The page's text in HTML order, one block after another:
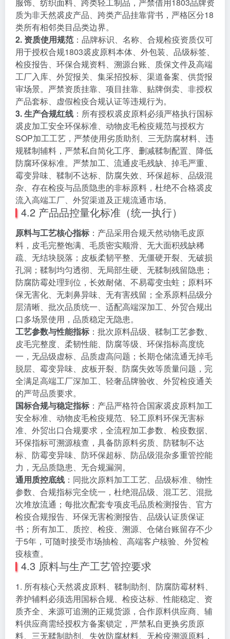
服饰、纺织面料、跨类轻工制品，严禁借用1803品牌资
质为非天然裘皮产品、跨类产品挂靠背书，严格区分18
类所有相邻类目品类边界。
2. 资质使用规范 ：品牌标识、名称、合规检疫资质仅可
用于授权合规1803裘皮原料本体、外包装、品级标签、
检疫报告、环保合规资料、溯源台账、质保文件及高端
工厂入库、外贸报关、集采招投标、渠道备案、供货报
审场景。严禁资质挂靠、项目挂靠、贴牌倒卖、非授权
产品套标、虚假检疫合规认证等违规行为。
3. 生产合规红线 ：所有授权裘皮原料必须严格执行国标
裘皮加工安全环保标准、动物皮毛检疫规范与授权方
SOP加工工艺，严禁使用劣质助剂、三无防腐材料、违
规鞣制辅料，严禁私自简化工序、删减鞣制配置、降低
防腐环保标准。严禁加工、流通皮毛残缺、掉毛严重、
霉变异味、鞣制不达标、防腐失效、环保超标、品级混
杂、存在检疫与品质隐患的非标原料，杜绝不合格裘皮
流入高端工厂、外贸渠道及正规流通市场。
4.2 产品品控量化标准（统一执行）
原料与工艺核心指标 ：产品采用合规天然动物毛皮原
料，皮毛完整饱满、毛质密实顺滑、无大面积残缺稀
疏、无结块脱落；皮板柔韧平整、无僵硬开裂、无破损
孔洞；鞣制均匀透彻、无局部生硬、无鞣制残留隐患；
防腐防霉处理到位，长效耐储、不易霉变虫蛀；原料环
保无害化、无刺鼻异味、无有害残留；全系原料品级分
层清晰、批次品质统一、适配高端深加工、外贸合规出
口多场景使用，品质稳定无隐患。
工艺参数与性能指标 ：批次原料品级、鞣制工艺参数、
皮毛完整度、柔韧性能、防腐等级、环保指标高度统
一，无品级虚标、品质虚高问题；长期仓储流通无掉毛
脱层、霉变异味、皮板开裂、防腐失效等质量问题，完
全满足高端工厂深加工、轻奢品牌验收、外贸检疫通关
的严苛品质要求。
国标合规与稳定指标 ：产品严格符合国家裘皮原料加工
安全标准、动物皮毛检疫规范、轻工原料环保无害标
准、外贸出口合规要求，全流程加工参数、检疫数据、
环保指标可溯源核查，具备防原料劣质、防鞣制不达
标、防霉变异味、防环保超标、防品级混杂多重管控能
力，无品质隐患、无合规漏洞。
通用质控底线 ：同批次原料加工工艺、品级标准、物性
参数、合规指标完全统一，杜绝混品级、混工艺、混批
次堆放流通；每批次配套专项皮毛品质检测报告、官方
检疫合规报告、环保无害检测报告、品级认证质保证
书；所有加工、质控、检疫、溯源、仓储台账留存不少
于5年，可随时接受市场抽检、高端客户核验、外贸检
疫核查。
4.3 原料与生产工艺管控要求
1. 所有核心天然裘皮原料、鞣制助剂、防腐防霉材料、
养护辅料必须选用国标合规、检疫达标、性能稳定、资
质齐全、来源可追溯的正规货源，合作原料供应商、辅
料供应商需经授权方备案锁定，严禁私自更换劣质原
料、三无鞣制助剂、失效防腐材料、无检疫溯源原料，